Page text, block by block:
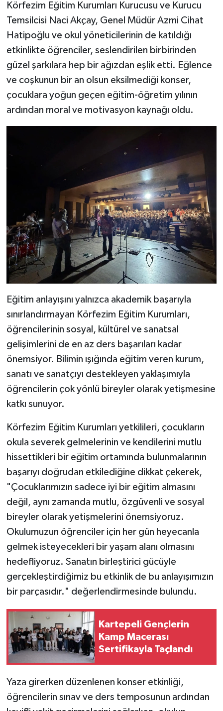
Körfezim Eğitim Kurumları Kurucusu ve Kurucu
Temsilcisi Naci Akçay, Genel Müdür Azmi Cihat
Hatipoğlu ve okul yöneticilerinin de katıldığı
etkinlikte öğrenciler, seslendirilen birbirinden
güzel şarkılara hep bir ağızdan eşlik etti. Eğlence
ve coşkunun bir an olsun eksilmediği konser,
çocuklara yoğun geçen eğitim-öğretim yılının
ardından moral ve motivasyon kaynağı oldu.
Eğitim anlayışını yalnızca akademik başarıyla
sınırlandırmayan Körfezim Eğitim Kurumları,
öğrencilerinin sosyal, kültürel ve sanatsal
gelişimlerini de en az ders başarıları kadar
önemsiyor. Bilimin ışığında eğitim veren kurum,
sanatı ve sanatçıyı destekleyen yaklaşımıyla
öğrencilerin çok yönlü bireyler olarak yetişmesine
katkı sunuyor.
Körfezim Eğitim Kurumları yetkilileri, çocukların
okula severek gelmelerinin ve kendilerini mutlu
hissettikleri bir eğitim ortamında bulunmalarının
başarıyı doğrudan etkilediğine dikkat çekerek,
"Çocuklarımızın sadece iyi bir eğitim almasını
değil, aynı zamanda mutlu, özgüvenli ve sosyal
bireyler olarak yetişmelerini önemsiyoruz.
Okulumuzun öğrenciler için her gün heyecanla
gelmek isteyecekleri bir yaşam alanı olmasını
hedefliyoruz. Sanatın birleştirici gücüyle
gerçekleştirdiğimiz bu etkinlik de bu anlayışımızın
bir parçasıdır." değerlendirmesinde bulundu.
Kartepeli Gençlerin
Kamp Macerası
Sertifikayla Taçlandı
Yaza girerken düzenlenen konser etkinliği,
öğrencilerin sınav ve ders temposunun ardından